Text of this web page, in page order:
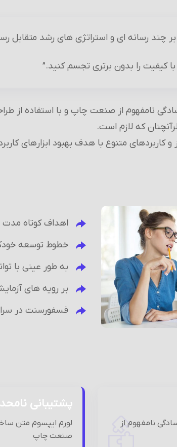
چند رسانه ای و استراتژی های رشد متقابل
کیفیت را بدون برتری تجسم کنید.”
نامفهوم از صنعت چاپ و با استفاده از
که لازم است.
و کاربردهای متنوع با هدف بهبود ابزارهای
اهداف کوتاه مدت
خطوط توسعه
به طور عینی با
بر رویه های
فسفورسنت در
نامفهوم از
پشتیبانی نامحدود
لورم ایپسوم متن
صنعت چاپ